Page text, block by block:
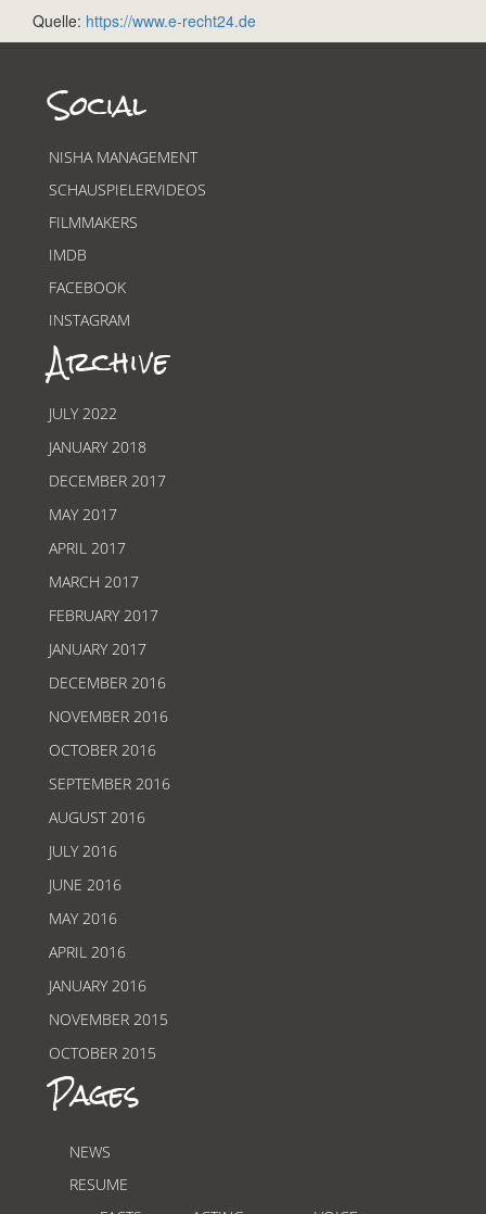
Quelle: https://www.e-recht24.de
Social
NISHA MANAGEMENT
SCHAUSPIELERVIDEOS
FILMMAKERS
IMDB
FACEBOOK
INSTAGRAM
Archive
JULY 2022
JANUARY 2018
DECEMBER 2017
MAY 2017
APRIL 2017
MARCH 2017
FEBRUARY 2017
JANUARY 2017
DECEMBER 2016
NOVEMBER 2016
OCTOBER 2016
SEPTEMBER 2016
AUGUST 2016
JULY 2016
JUNE 2016
MAY 2016
APRIL 2016
JANUARY 2016
NOVEMBER 2015
OCTOBER 2015
Pages
NEWS
RESUME